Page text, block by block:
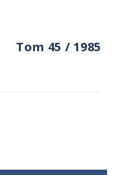
Tom 45 / 1985